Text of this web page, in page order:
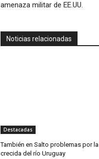
amenaza militar de EE.UU.
Noticias relacionadas
Destacadas
También en Salto problemas por la
crecida del río Uruguay